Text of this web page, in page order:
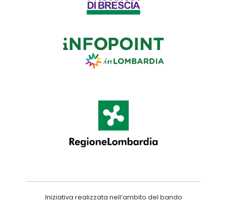
Iniziativa realizzata nell’ambito del bando